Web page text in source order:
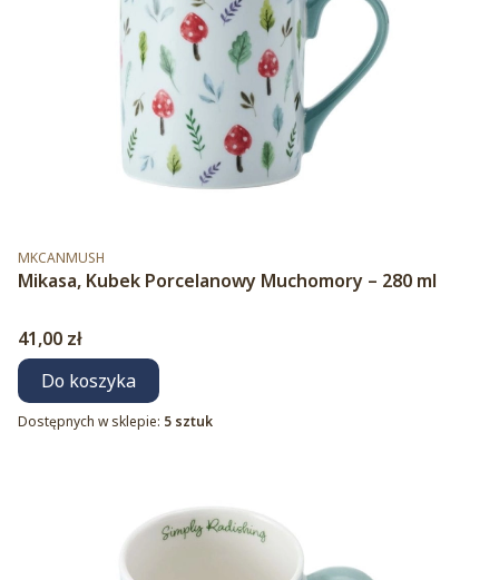
Kod produktu
MKCANMUSH
Mikasa, Kubek Porcelanowy Muchomory – 280 ml
Cena
41,00 zł
Do koszyka
Dostępnych w sklepie: 5 sztuk